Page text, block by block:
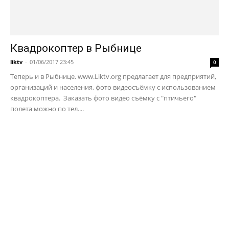
Квадрокоптер в Рыбнице
liktv - 01/06/2017 23:45 0
Теперь и в Рыбнице. www.Liktv.org предлагает для предприятий,
организаций и населения, фото видеосъёмку с использованием
квадрокоптера. Заказать фото видео съёмку с "птичьего"
полета можно по тел....